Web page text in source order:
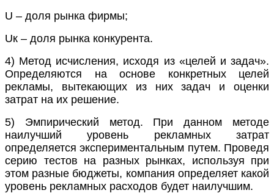
U – доля рынка фирмы;
Uк – доля рынка конкурента.
4) Метод исчисления, исходя из «целей и задач».
Определяются на основе конкретных целей
рекламы, вытекающих из них задач и оценки
затрат на их решение.
5) Эмпирический метод. При данном методе
наилучший уровень рекламных затрат
определяется экспериментальным путем. Проведя
серию тестов на разных рынках, используя при
этом разные бюджеты, компания определяет какой
уровень рекламных расходов будет наилучшим.